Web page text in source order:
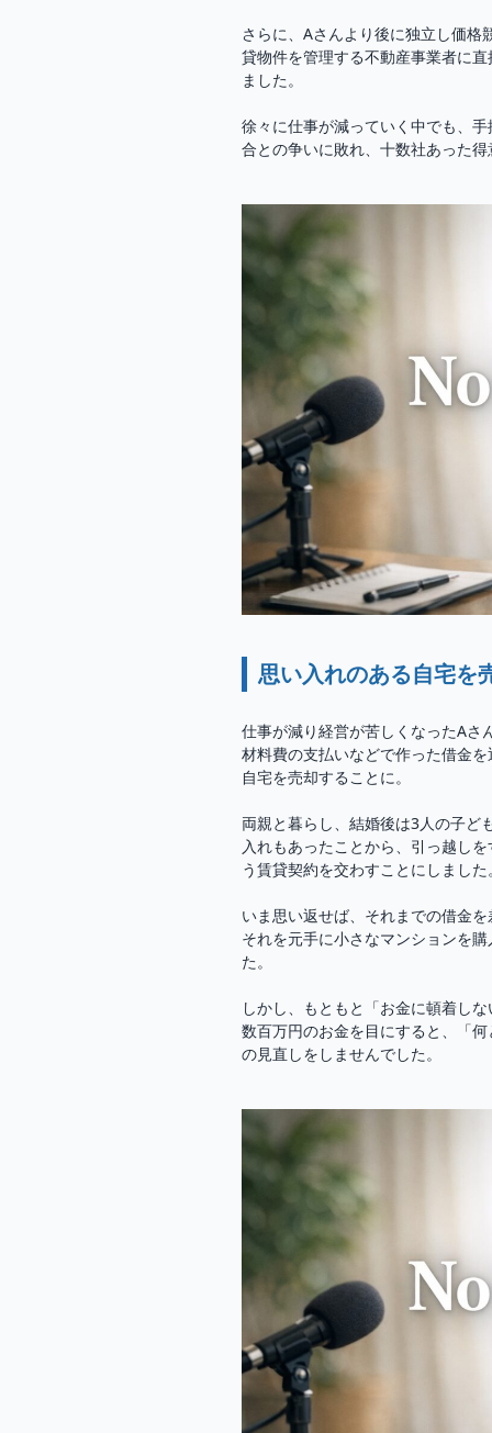
さらに、Aさんより後に独立し価
貸物件を管理する不動産事業者に
ました。
徐々に仕事が減っていく中でも、
合との争いに敗れ、十数社あった
思い入れのある自宅を
仕事が減り経営が苦しくなったAさ
材料費の支払いなどで作った借金
自宅を売却することに。
両親と暮らし、結婚後は3人の子ど
入れもあったことから、引っ越し
う賃貸契約を交わすことにしました
いま思い返せば、それまでの借金
それを元手に小さなマンションを
た。
しかし、もともと「お金に頓着し
数百万円のお金を目にすると、「
の見直しをしませんでした。